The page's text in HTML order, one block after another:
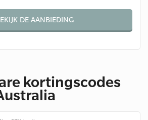
DE AANBIEDING
kortingscodes